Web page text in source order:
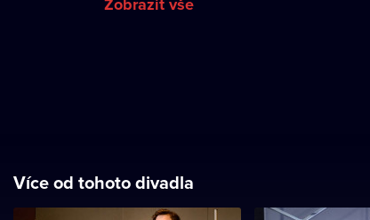
Více od tohoto divadla